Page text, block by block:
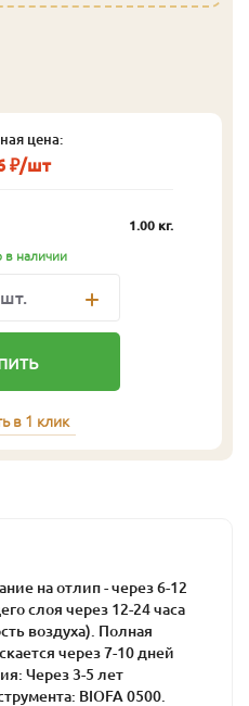
цена:
₽/шт
1.00 кг.
в наличии
шт.
в 1 клик
на отлип - через 6-12
слоя через 12-24 часа
воздуха). Полная
через 7-10 дней
Через 3-5 лет
BIOFA 0500.